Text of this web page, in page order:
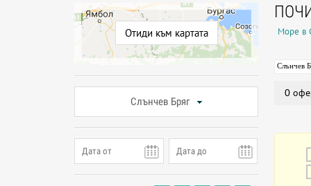
Отиди към картата
Слънчев Бряг
Море в
Слънчев
0